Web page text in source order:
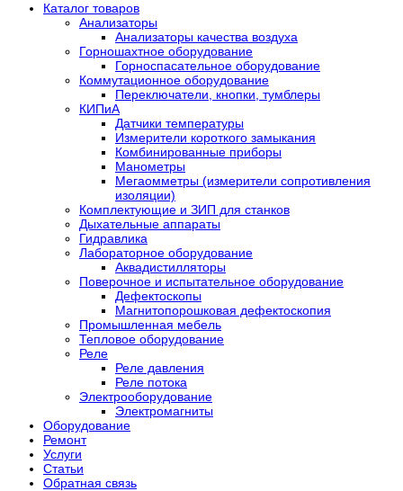
Каталог товаров
Анализаторы
Анализаторы качества воздуха
Горношахтное оборудование
Горноспасательное оборудование
Коммутационное оборудование
Переключатели, кнопки, тумблеры
КИПиА
Датчики температуры
Измерители короткого замыкания
Комбинированные приборы
Манометры
Мегаомметры (измерители сопротивления
изоляции)
Комплектующие и ЗИП для станков
Дыхательные аппараты
Гидравлика
Лабораторное оборудование
Аквадистилляторы
Поверочное и испытательное оборудование
Дефектоскопы
Магнитопорошковая дефектоскопия
Промышленная мебель
Тепловое оборудование
Реле
Реле давления
Реле потока
Электрооборудование
Электромагниты
Оборудование
Ремонт
Услуги
Статьи
Обратная связь